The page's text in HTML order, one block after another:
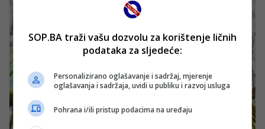
SOP.BA traži vašu dozvolu za korištenje ličnih
podataka za sljedeće:
Personalizirano oglašavanje i sadržaj, mjerenje
oglašavanja i sadržaja, uvidi u publiku i razvoj usluga
Pohrana i/ili pristup podacima na uređaju